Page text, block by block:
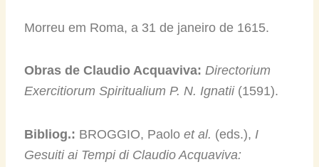
Morreu em Roma, a 31 de janeiro de 1615.
Obras de Claudio Acquaviva: Directorium
Exercitiorum Spiritualium P. N. Ignatii(1591).
Bibliog.: BROGGIO, Paolo et al. (eds.), I
Gesuiti ai Tempi di Claudio Acquaviva: